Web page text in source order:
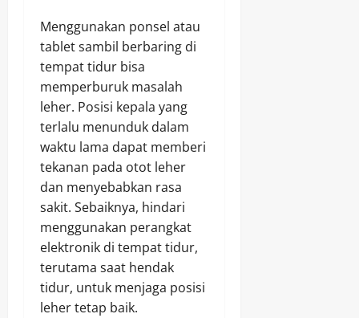
Menggunakan ponsel atau
tablet sambil berbaring di
tempat tidur bisa
memperburuk masalah
leher. Posisi kepala yang
terlalu menunduk dalam
waktu lama dapat memberi
tekanan pada otot leher
dan menyebabkan rasa
sakit. Sebaiknya, hindari
menggunakan perangkat
elektronik di tempat tidur,
terutama saat hendak
tidur, untuk menjaga posisi
leher tetap baik.